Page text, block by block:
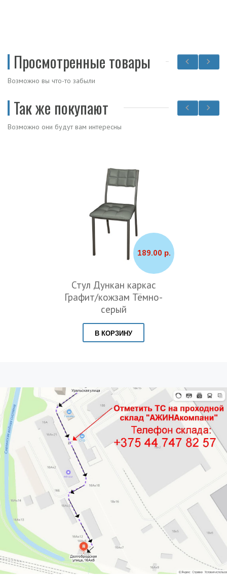
Просмотренные товары
Возможно вы что-то забыли
Так же покупают
Возможно они будут вам интересны
189.00 р.
Стул Дункан каркас
Графит/кожзам Тёмно-
серый
В КОРЗИНУ